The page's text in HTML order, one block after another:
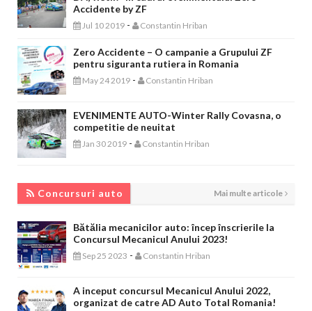
Accidente by ZF
Jul 10 2019 - Constantin Hriban
Zero Accidente – O campanie a Grupului ZF
pentru siguranta rutiera in Romania
May 24 2019 - Constantin Hriban
EVENIMENTE AUTO-Winter Rally Covasna, o
competitie de neuitat
Jan 30 2019 - Constantin Hriban
Concursuri auto Mai multe articole
Bătălia mecanicilor auto: încep înscrierile la
Concursul Mecanicul Anului 2023!
Sep 25 2023 - Constantin Hriban
A inceput concursul Mecanicul Anului 2022,
organizat de catre AD Auto Total Romania!